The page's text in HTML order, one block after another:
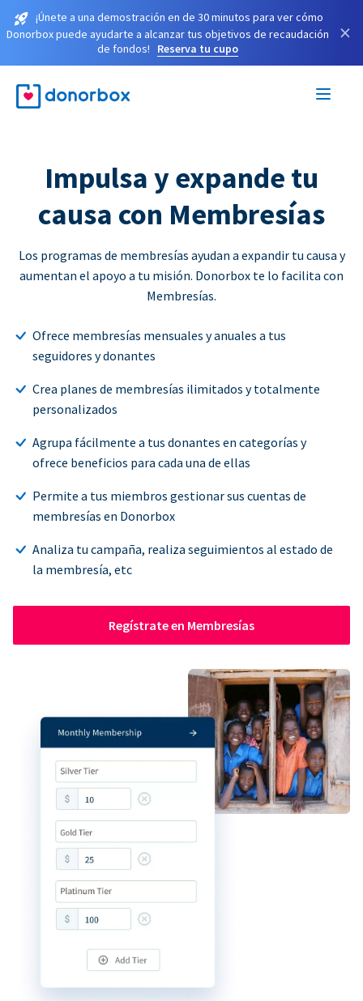
¡Únete a una demostración en de 30 minutos para ver cómo
Donorbox puede ayudarte a alcanzar tus objetivos de recaudación
de fondos!
Reserva tu cupo
×
Impulsa y expande tu
causa con Membresías
Los programas de membresías ayudan a expandir tu causa y
aumentan el apoyo a tu misión. Donorbox te lo facilita con
Membresías.
Ofrece membresías mensuales y anuales a tus
seguidores y donantes
Crea planes de membresías ilimitados y totalmente
personalizados
Agrupa fácilmente a tus donantes en categorías y
ofrece beneficios para cada una de ellas
Permite a tus miembros gestionar sus cuentas de
membresías en Donorbox
Analiza tu campaña, realiza seguimientos al estado de
la membresía, etc
Regístrate en Membresías